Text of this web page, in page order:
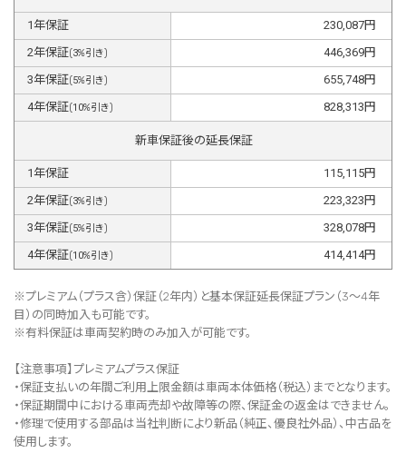
1年保証 230,087円
2年保証(3%引き) 446,369円
3年保証(5%引き) 655,748円
4年保証(10%引き) 828,313円
新車保証後の延長保証
1年保証 115,115円
2年保証(3%引き) 223,323円
3年保証(5%引き) 328,078円
4年保証(10%引き) 414,414円
※プレミアム（プラス含）保証（2年内）と基本保証延長保証プラン（3～4年
目）の同時加入も可能です。
※有料保証は⾞両契約時のみ加⼊が可能です。
【注意事項】プレミアムプラス保証
・保証支払いの年間ご利用上限金額は車両本体価格（税込）までとなります。
・保証期間中における車両売却や故障等の際、保証金の返金はできません。
・修理で使用する部品は当社判断により新品（純正、優良社外品）、中古品を
使用します。